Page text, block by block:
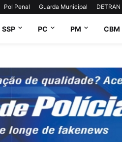
Pol Penal Guarda Municipal DETRAN
SSP PC PM CBM